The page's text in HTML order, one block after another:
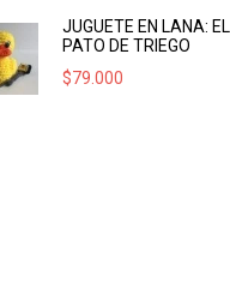
JUGUETE EN LANA: EL
PATO DE TRIEGO
$79.000